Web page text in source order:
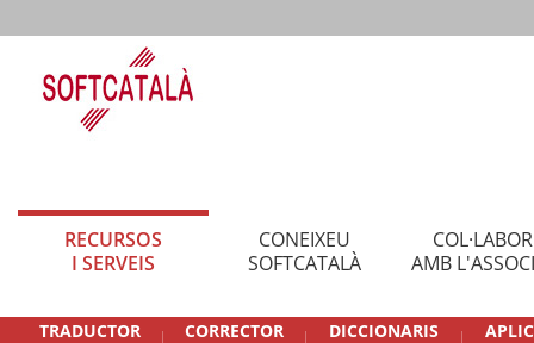
RECURSOS
I SERVEIS
CONEIXEU
SOFTCATALÀ
AMB
TRADUCTOR CORRECTOR DICCIONARIS